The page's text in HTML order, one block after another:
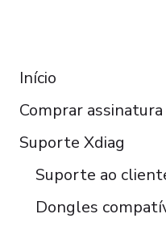
Início
Comprar assinatura
Suporte Xdiag
Suporte ao
Dongles